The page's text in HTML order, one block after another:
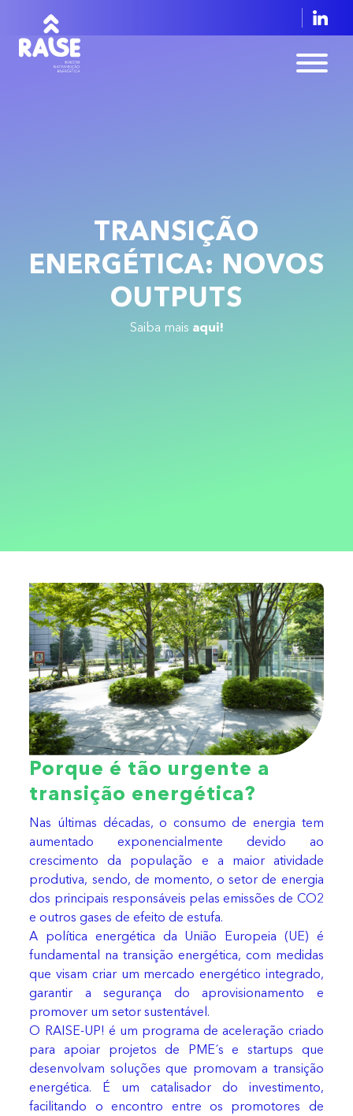
TRANSIÇÃO
ENERGÉTICA: NOVOS
OUTPUTS
Saiba mais aqui!
Porque é tão urgente a
transição energética?
Nas últimas décadas, o consumo de energia tem
aumentado exponencialmente devido ao
crescimento da população e a maior atividade
produtiva, sendo, de momento, o setor de energia
dos principais responsáveis pelas emissões de CO2
e outros gases de efeito de estufa.
A política energética da União Europeia (UE) é
fundamental na transição energética, com medidas
que visam criar um mercado energético integrado,
garantir a segurança do aprovisionamento e
promover um setor sustentável.
O RAISE-UP! é um programa de aceleração criado
para apoiar projetos de PME´s e startups que
desenvolvam soluções que promovam a transição
energética. É um catalisador do investimento,
facilitando o encontro entre os promotores de